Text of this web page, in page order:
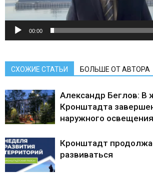
00:00
СХОЖИЕ СТАТЬИ БОЛЬШЕ ОТ АВТОРА
Александр Беглов: В
Кронштадта
наружного освещения
Кронштадт
развиваться